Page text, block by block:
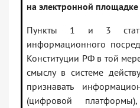
на электронной
Пункты 1 и 3 статьи
информационного
Конституции РФ в той
смыслу в системе
признавать
(цифровой